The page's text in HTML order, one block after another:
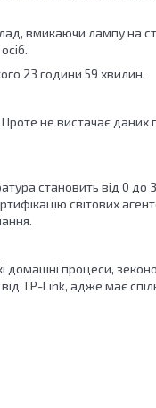
вмикаючи лампу на
23 години 59 хвилин.
не вистачає даних
становить від 0
світових
домашні процеси,
TP-Link, адже має